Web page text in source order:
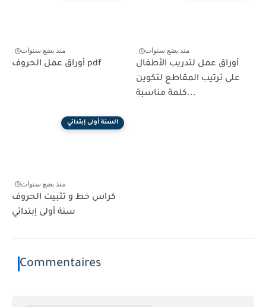
منذ بضع سنوات
أوراق عمل الحروف pdf
منذ بضع سنوات
أوراق عمل لتدريب الأطفال
على ترتيب المقاطع لتكوين
كلمة مناسبة...
السنة أولى إبتدائي
منذ بضع سنوات
كراس خط و تثبيت الحروف
سنة أولى إبتدائي
Commentaires